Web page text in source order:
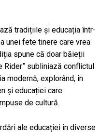
tradițiile și educația într-
unei fete tinere care vrea
spune că doar băieții
Rider” subliniază conflictul
modernă, explorând, în
și educației care
de cultură.
ale educației în diverse